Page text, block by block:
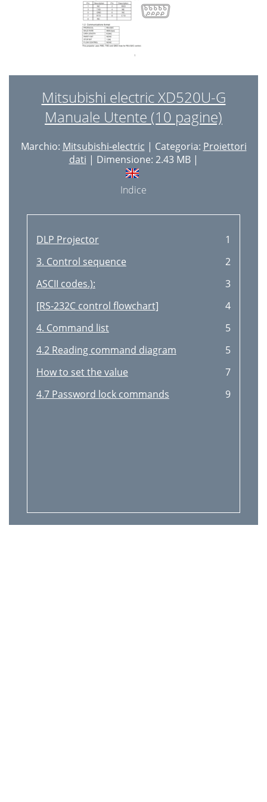
Mitsubishi electric XD520U-G
Manuale Utente (10 pagine)
Marchio: Mitsubishi-electric | Categoria: Proiettori
dati | Dimensione: 2.43 MB |
Indice
DLP Projector
1
3. Control sequence
2
ASCII codes.):
3
[RS-232C control flowchart]
4
4. Command list
5
4.2 Reading command diagram
5
How to set the value
7
4.7 Password lock commands
9